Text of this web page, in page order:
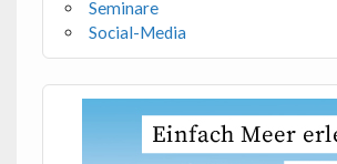
Seminare
Social-Media